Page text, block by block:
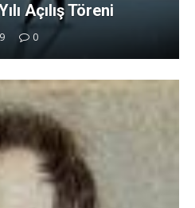
Açılış Töreni
0